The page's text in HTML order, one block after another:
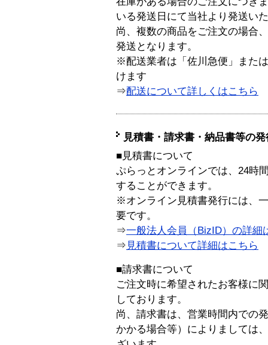
いる発送日にて当社より発送い
尚、複数の商品をご注文の場合
発送となります。
※配送業者は「佐川急便」また
けます
⇒配送について詳しくはこちら
見積書・請求書・納品書等の
■見積書について
ぷらっとオンラインでは、24時
することができます。
※オンライン見積書発行には、
要です。
⇒一般法人会員（BizID）の詳細
⇒ 見積書について詳細はこちら
■請求書について
ご注文時に希望されたお客様に
しております。
尚、請求書は、営業時間内での
かかる場合等）によりましては